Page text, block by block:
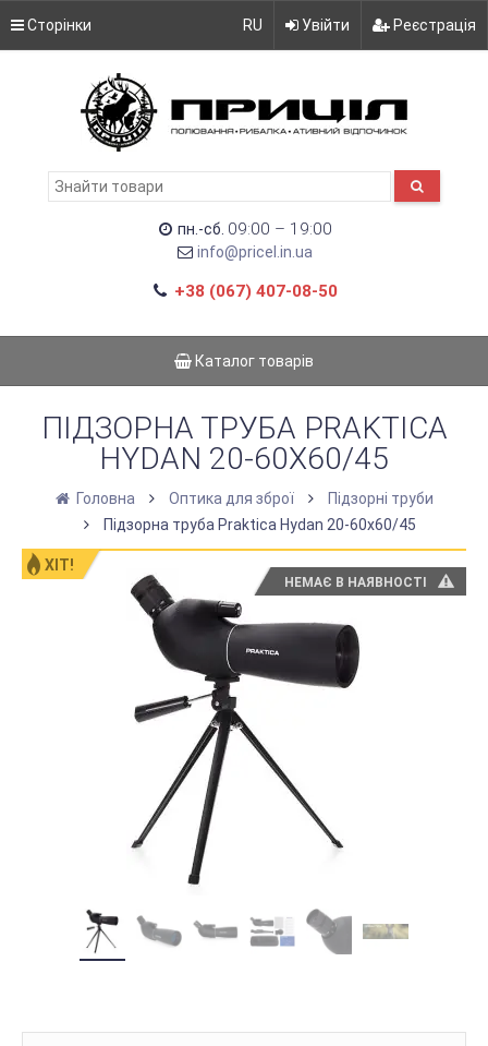
Сторінки RU Увійти Реєстрація
пн.-сб. 09:00 – 19:00
info@pricel.in.ua
+38 (067) 407-08-50
Каталог товарів
ПІДЗОРНА ТРУБА PRAKTICA
HYDAN 20-60X60/45
Головна Оптика для зброї
Підзорні труби
Підзорна труба Praktica Hydan 20-60x60/45
ХІТ!
НЕМАЄ В НАЯВНОСТІ